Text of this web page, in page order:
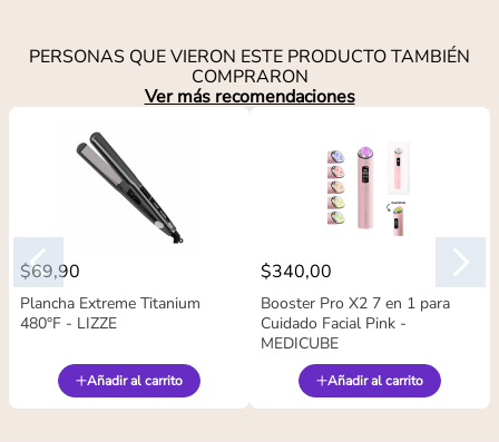
PERSONAS QUE VIERON ESTE PRODUCTO TAMBIÉN
COMPRARON
Ver más recomendaciones
$69,90
Plancha Extreme Titanium
480°F - LIZZE
Añadir al carrito
$340,00
Booster Pro X2 7 en 1 para
Cuidado Facial Pink -
MEDICUBE
Añadir al carrito